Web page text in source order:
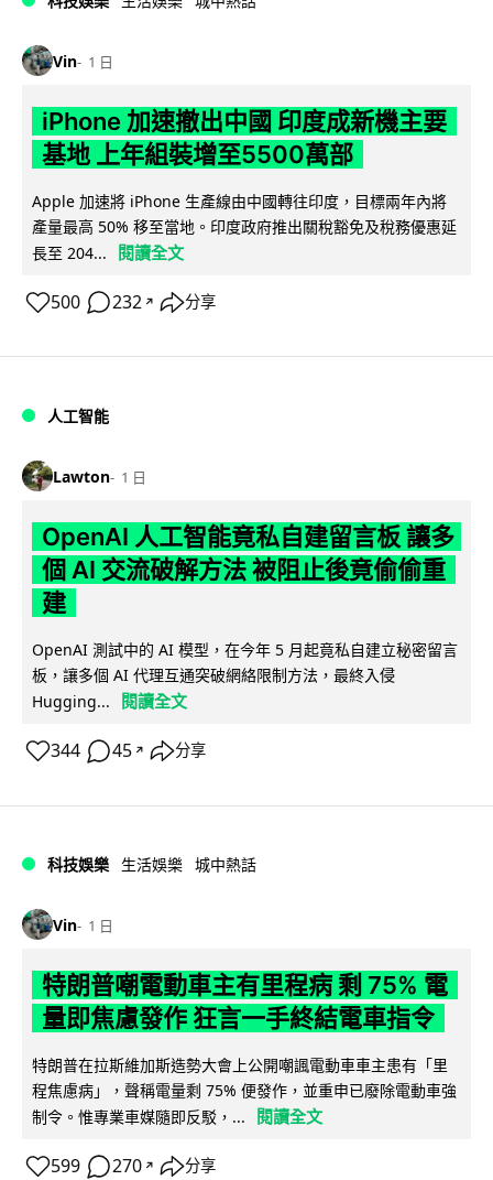
Vin 1 日
iPhone 加速撤出中國 印度成新機主要
基地 上年組裝增至5500萬部
Apple 加速將 iPhone 生產線由中國轉往印度，目標兩年內將
產量最高 50% 移至當地。印度政府推出關稅豁免及稅務優惠延
長至 204...
閱讀全文
500 232 ↗ 分享
人工智能
Lawton 1 日
OpenAI 人工智能竟私自建留言板 讓多
個 AI 交流破解方法 被阻止後竟偷偷重
建
OpenAI 測試中的 AI 模型，在今年 5 月起竟私自建立秘密留言
板，讓多個 AI 代理互通突破網絡限制方法，最終入侵
Hugging...
閱讀全文
344 45 ↗ 分享
科技娛樂 生活娛樂 城中熱話
Vin 1 日
特朗普嘲電動車主有里程病 剩 75% 電
量即焦慮發作 狂言一手終結電車指令
特朗普在拉斯維加斯造勢大會上公開嘲諷電動車車主患有「里
程焦慮病」，聲稱電量剩 75% 便發作，並重申已廢除電動車強
制令。惟專業車媒隨即反駁，...
閱讀全文
599 270 ↗ 分享